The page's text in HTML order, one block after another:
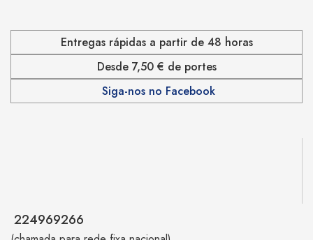
Entregas rápidas a partir de 48 horas
Desde 7,50 € de portes
Siga-nos no Facebook
224969266